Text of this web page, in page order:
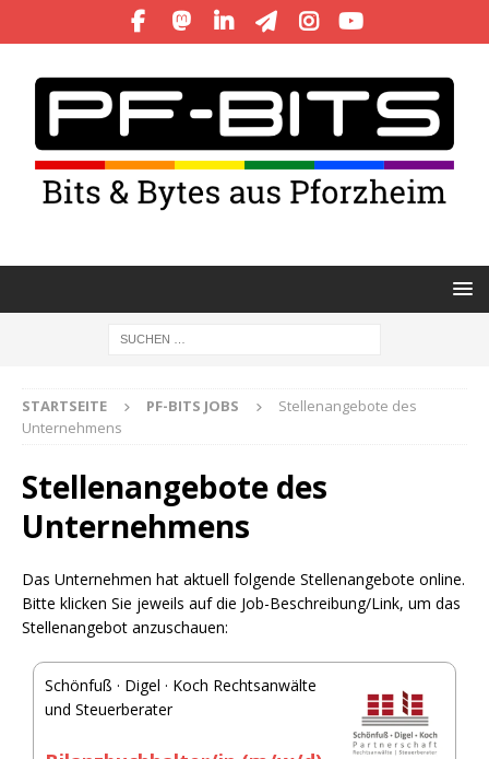
STARTSEITE PF-BITS JOBS
Stellenangebote des
Unternehmens
Stellenangebote des
Unternehmens
Das Unternehmen hat aktuell folgende Stellenangebote online.
Bitte klicken Sie jeweils auf die Job-Beschreibung/Link, um das
Stellenangebot anzuschauen:
Schönfuß · Digel · Koch Rechtsanwälte
und Steuerberater